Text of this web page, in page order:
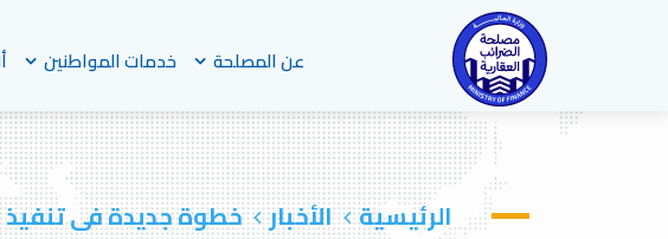
عن المصلحة خدمات المواطنين
الرئيسية الأخبار خطوة جديدة فى تنفيذ